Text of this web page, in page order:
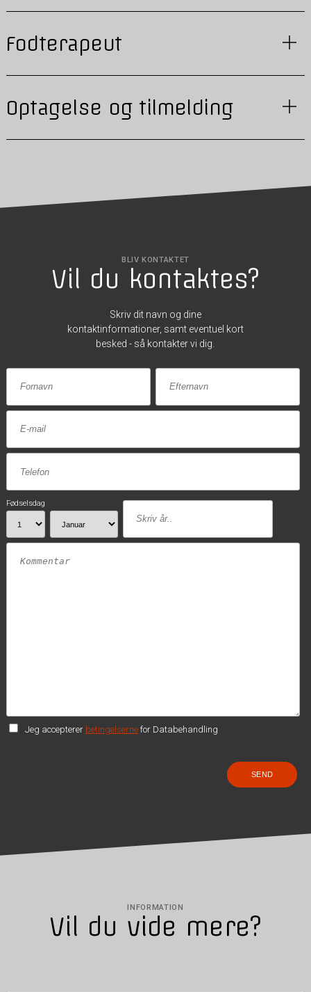
Fodterapeut
Optagelse og tilmelding
BLIV KONTAKTET
Vil du kontaktes?
Skriv dit navn og dine
kontaktinformationer, samt eventuel kort
besked - så kontakter vi dig.
Fødselsdag
Jeg accepterer betingelsernefor Databehandling
INFORMATION
Vil du vide mere?